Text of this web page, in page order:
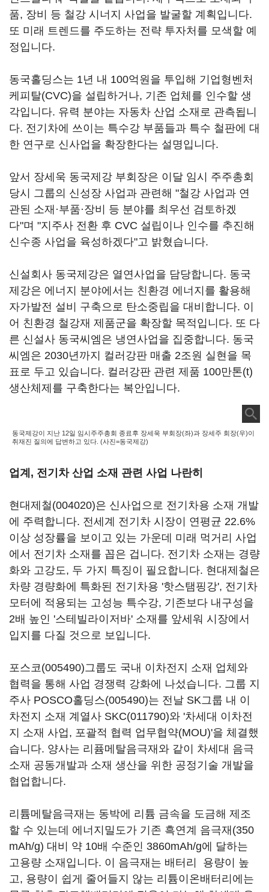
품, 장비 등 철강 시너지 사업을 발굴할 계획입니다.
또 미래 트렌드를 주도하는 전략 투자처를 모색할 예
정입니다.
동국홀딩스는 1년 내 100억원을 투입해 기업형벤처
케피탈(CVC)을 설립하거나, 기존 업체를 인수할 생
각입니다. 유력 분야는 자동차 산업 소재로 관측됩니
다. 전기차에 쓰이는 특수강 부품들과 특수 철판에 대
한 연구로 신사업을 확장한다는 설명입니다.
앞서 장세욱 동국제강 부회장은 이달 임시 주주총회
당시 그룹의 신성장 사업과 관련해 "철강 사업과 연
관된 소재·부품·장비 등 분야를 최우선 검토하겠
다"며 "지주사 전환 후 CVC 설립이나 인수를 추진해
신수종 사업을 육성하겠다"고 밝혔습니다.
신설회사 동국제강은 열연사업을 담당합니다. 동국
제강은 에너지 분야에서는 친환경 에너지를 활용해
자가발전 설비 구축으로 탄소중립을 대비합니다. 이
어 친환경 철강재 제품군을 확장할 목적입니다. 또 다
른 신설사 동국씨엠은 냉연사업을 집중합니다. 동국
씨엠은 2030년까지 컬러강판 매출 2조원 실현을 목
표로 두고 있습니다. 컬러강판 관련 제품 100만톤(t)
생산체제를 구축한다는 복안입니다.
동국제강이 지난 12일 임시주주총회 종료후 장세욱 부회장(좌)과 장세주 회장(우)이
취재진 질의에 답변하고 있다. (사진=동국제강)
업계, 전기차 산업 소재 관련 사업 나란히
현대제철(004020)은 신사업으로 전기차용 소재 개발
에 주력합니다. 전세계 전기차 시장이 연평균 22.6%
이상 성장률을 보이고 있는 가운데 미래 먹거리 사업
에서 전기차 소재를 꼽은 겁니다. 전기차 소재는 경량
화와 고강도, 두 가지 특징이 필요합니다. 현대제철은
차량 경량화에 특화된 전기차용 '핫스탬핑강', 전기차
모터에 적용되는 고성능 특수강, 기존보다 내구성을
2배 높인 '스테빌라이저바' 소재를 앞세워 시장에서
입지를 다질 것으로 보입니다.
포스코(005490)그룹도 국내 이차전지 소재 업체와
협력을 통해 사업 경쟁력 강화에 나섰습니다. 그룹 지
주사 POSCO홀딩스(005490)는 전날 SK그룹 내 이
차전지 소재 계열사 SKC(011790)와 '차세대 이차전
지 소재 사업, 포괄적 협력 업무협약(MOU)'을 체결했
습니다. 양사는 리퓸메탈음극재와 같이 차세대 음극
소재 공동개발과 소재 생산을 위한 공정기술 개발을
협업합니다.
리튬메탈음극재는 동박에 리튬 금속을 도금해 제조
할 수 있는데 에너지밀도가 기존 흑연계 음극재(350
mAh/g) 대비 약 10배 수준인 3860mAh/g에 달하는
고용량 소재입니다. 이 음극재는 배터리 용량이 높
고, 용량이 쉽게 줄어들지 않는 리튬이온배터리에는